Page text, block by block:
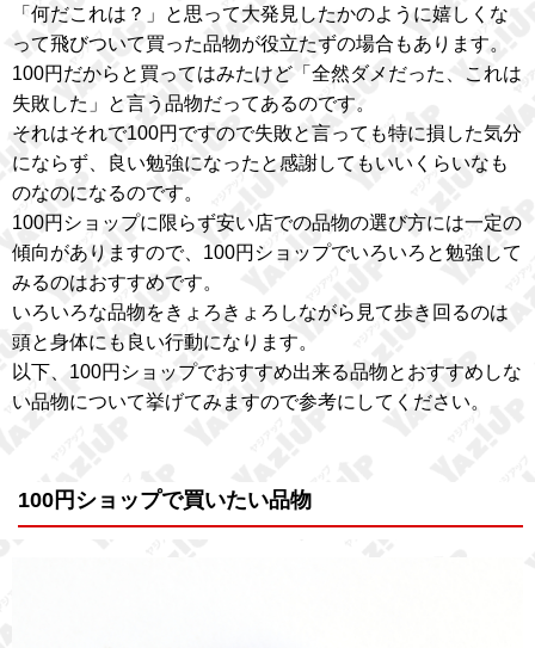
「何だこれは？」と思って大発見したかのように嬉しくな
って飛びついて買った品物が役立たずの場合もあります。
100円だからと買ってはみたけど「全然ダメだった、これは
失敗した」と言う品物だってあるのです。
それはそれで100円ですので失敗と言っても特に損した気分
にならず、良い勉強になったと感謝してもいいくらいなも
のなのになるのです。
100円ショップに限らず安い店での品物の選び方には一定の
傾向がありますので、100円ショップでいろいろと勉強して
みるのはおすすめです。
いろいろな品物をきょろきょろしながら見て歩き回るのは
頭と身体にも良い行動になります。
以下、100円ショップでおすすめ出来る品物とおすすめしな
い品物について挙げてみますので参考にしてください。
100円ショップで買いたい品物